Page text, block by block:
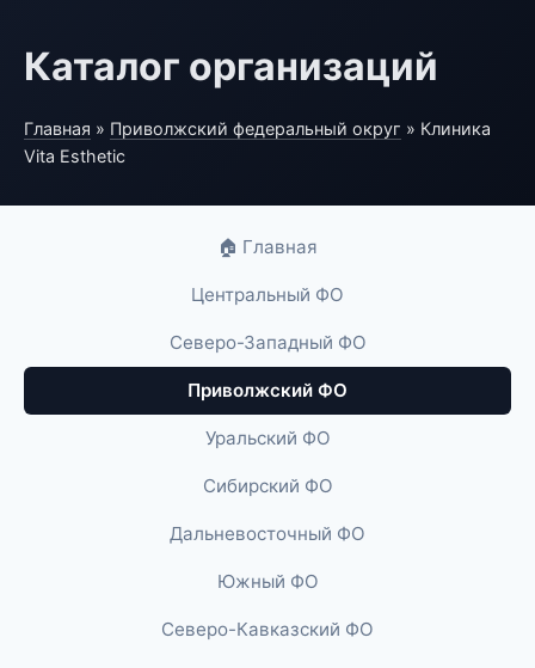
Каталог организаций
Главная » Приволжский федеральный округ » Клиника
Vita Esthetic
🏠 Главная
Центральный ФО
Северо-Западный ФО
Приволжский ФО
Уральский ФО
Сибирский ФО
Дальневосточный ФО
Южный ФО
Северо-Кавказский ФО